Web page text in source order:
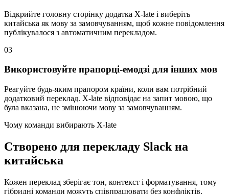
Відкрийте головну сторінку додатка X-late і виберіть
китайська як мову за замовчуванням, щоб кожне повідомлення
публікувалося з автоматичним перекладом.
03
Використовуйте прапорці-емодзі для інших мов
Реагуйте будь-яким прапором країни, коли вам потрібний
додатковий переклад. X-late відповідає на запит мовою, що
була вказана, не змінюючи мову за замовчуванням.
Чому команди вибирають X-late
Створено для перекладу Slack на
китайська
Кожен переклад зберігає тон, контекст і форматування, тому
гібридні команди можуть співпрацювати без конфліктів.